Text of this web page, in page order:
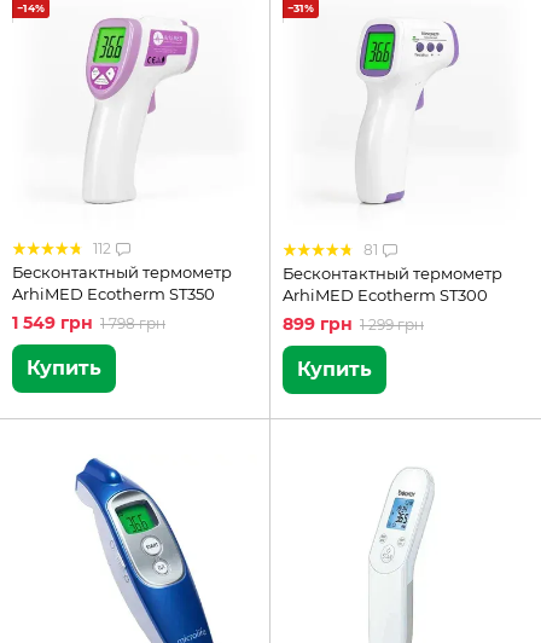
−14%
112
Бесконтактный термометр
ArhiMED Ecotherm ST350
1 549 грн 1 798 грн
Купить
−31%
81
Бесконтактный термометр
ArhiMED Ecotherm ST300
899 грн 1 299 грн
Купить